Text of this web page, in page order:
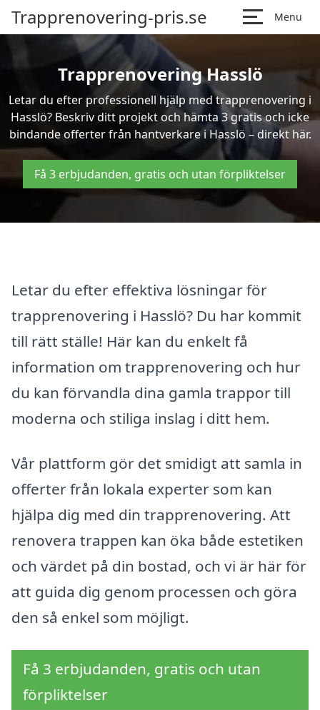
Trapprenovering-pris.se Menu
Trapprenovering Hasslö
Letar du efter professionell hjälp med trapprenovering i
Hasslö? Beskriv ditt projekt och hämta 3 gratis och icke
bindande offerter från hantverkare i Hasslö – direkt här.
Få 3 erbjudanden, gratis och utan förpliktelser
Letar du efter effektiva lösningar för
trapprenovering i Hasslö? Du har kommit
till rätt ställe! Här kan du enkelt få
information om trapprenovering och hur
du kan förvandla dina gamla trappor till
moderna och stiliga inslag i ditt hem.
Vår plattform gör det smidigt att samla in
offerter från lokala experter som kan
hjälpa dig med din trapprenovering. Att
renovera trappen kan öka både estetiken
och värdet på din bostad, och vi är här för
att guida dig genom processen och göra
den så enkel som möjligt.
Få 3 erbjudanden, gratis och utan
förpliktelser